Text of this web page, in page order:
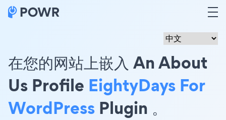
在您的网站上嵌入 An About
Us Profile EightyDays For
WordPress Plugin 。